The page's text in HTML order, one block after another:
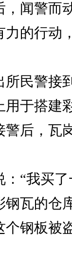
，闻警而
力的行动
民警接
用于搭建
警后，瓦
“我买了
钢瓦的仓
个钢板被